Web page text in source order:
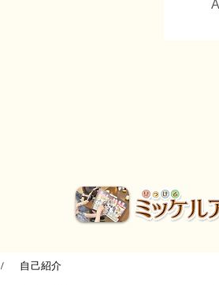
/ 自己紹介